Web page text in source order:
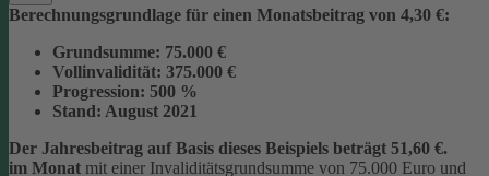
Berechnungsgrundlage für einen Monatsbeitrag von 4,30 €:
Grundsumme: 75.000 €
Vollinvalidität: 375.000 €
Progression: 500 %
Stand: August 2021
Der Jahresbeitrag auf Basis dieses Beispiels beträgt 51,60 €.
im Monat mit einer Invaliditätsgrundsumme von 75.000 Euro und